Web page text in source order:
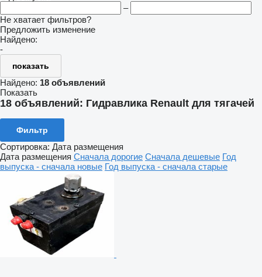
–
Не хватает фильтров?
Предложить изменение
Найдено:
-
показать
Найдено: 18 объявлений
Показать
18 объявлений: Гидравлика Renault для тягачей
Фильтр
Сортировка: Дата размещения
Дата размещения Сначала дорогие Сначала дешевые Год
выпуска - сначала новые Год выпуска - сначала старые